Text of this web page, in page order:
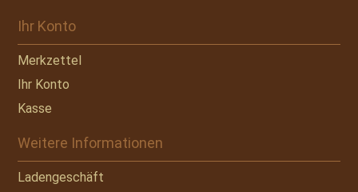
Ihr Konto
Merkzettel
Ihr Konto
Kasse
Weitere Informationen
Ladengeschäft